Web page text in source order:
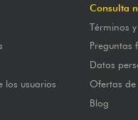
los usuarios
Consulta
Términos
Preguntas
Datos
Ofertas
Blog